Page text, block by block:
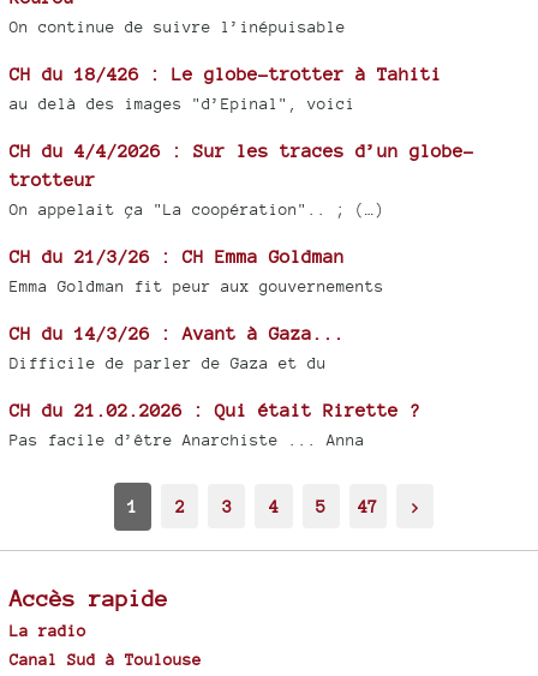
On continue de suivre l’inépuisable
CH du 18/426 : Le globe-trotter à Tahiti
au delà des images "d’Epinal", voici
CH du 4/4/2026 : Sur les traces d’un globe-
trotteur
On appelait ça "La coopération".. ; (…)
CH du 21/3/26 : CH Emma Goldman
Emma Goldman fit peur aux gouvernements
CH du 14/3/26 : Avant à Gaza...
Difficile de parler de Gaza et du
CH du 21.02.2026 : Qui était Rirette ?
Pas facile d’être Anarchiste ... Anna
1 2 3 4 5 47 >
Accès rapide
La radio
Canal Sud à Toulouse